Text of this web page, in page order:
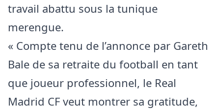
travail abattu sous la tunique
merengue.
« Compte tenu de l’annonce par Gareth
Bale de sa retraite du football en tant
que joueur professionnel, le Real
Madrid CF veut montrer sa gratitude,